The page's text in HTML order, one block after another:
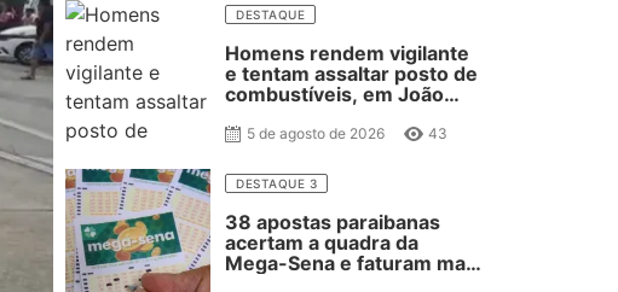
DESTAQUE
Homens rendem vigilante
e tentam assaltar posto de
combustíveis, em João
5 de agosto de 2026 43
DESTAQUE 3
38 apostas paraibanas
acertam a quadra da
Mega-Sena e faturam mais